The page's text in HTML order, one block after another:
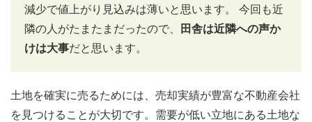
減少で値上がり見込みは薄いと思います。 今回も近
隣の人がたまたまだったので、
田舎は近隣への声か
けは大事だと思います。
土地を確実に売るためには、売却実績が豊富な不動産会社
を見つけることが大切です。需要が低い立地にある土地な